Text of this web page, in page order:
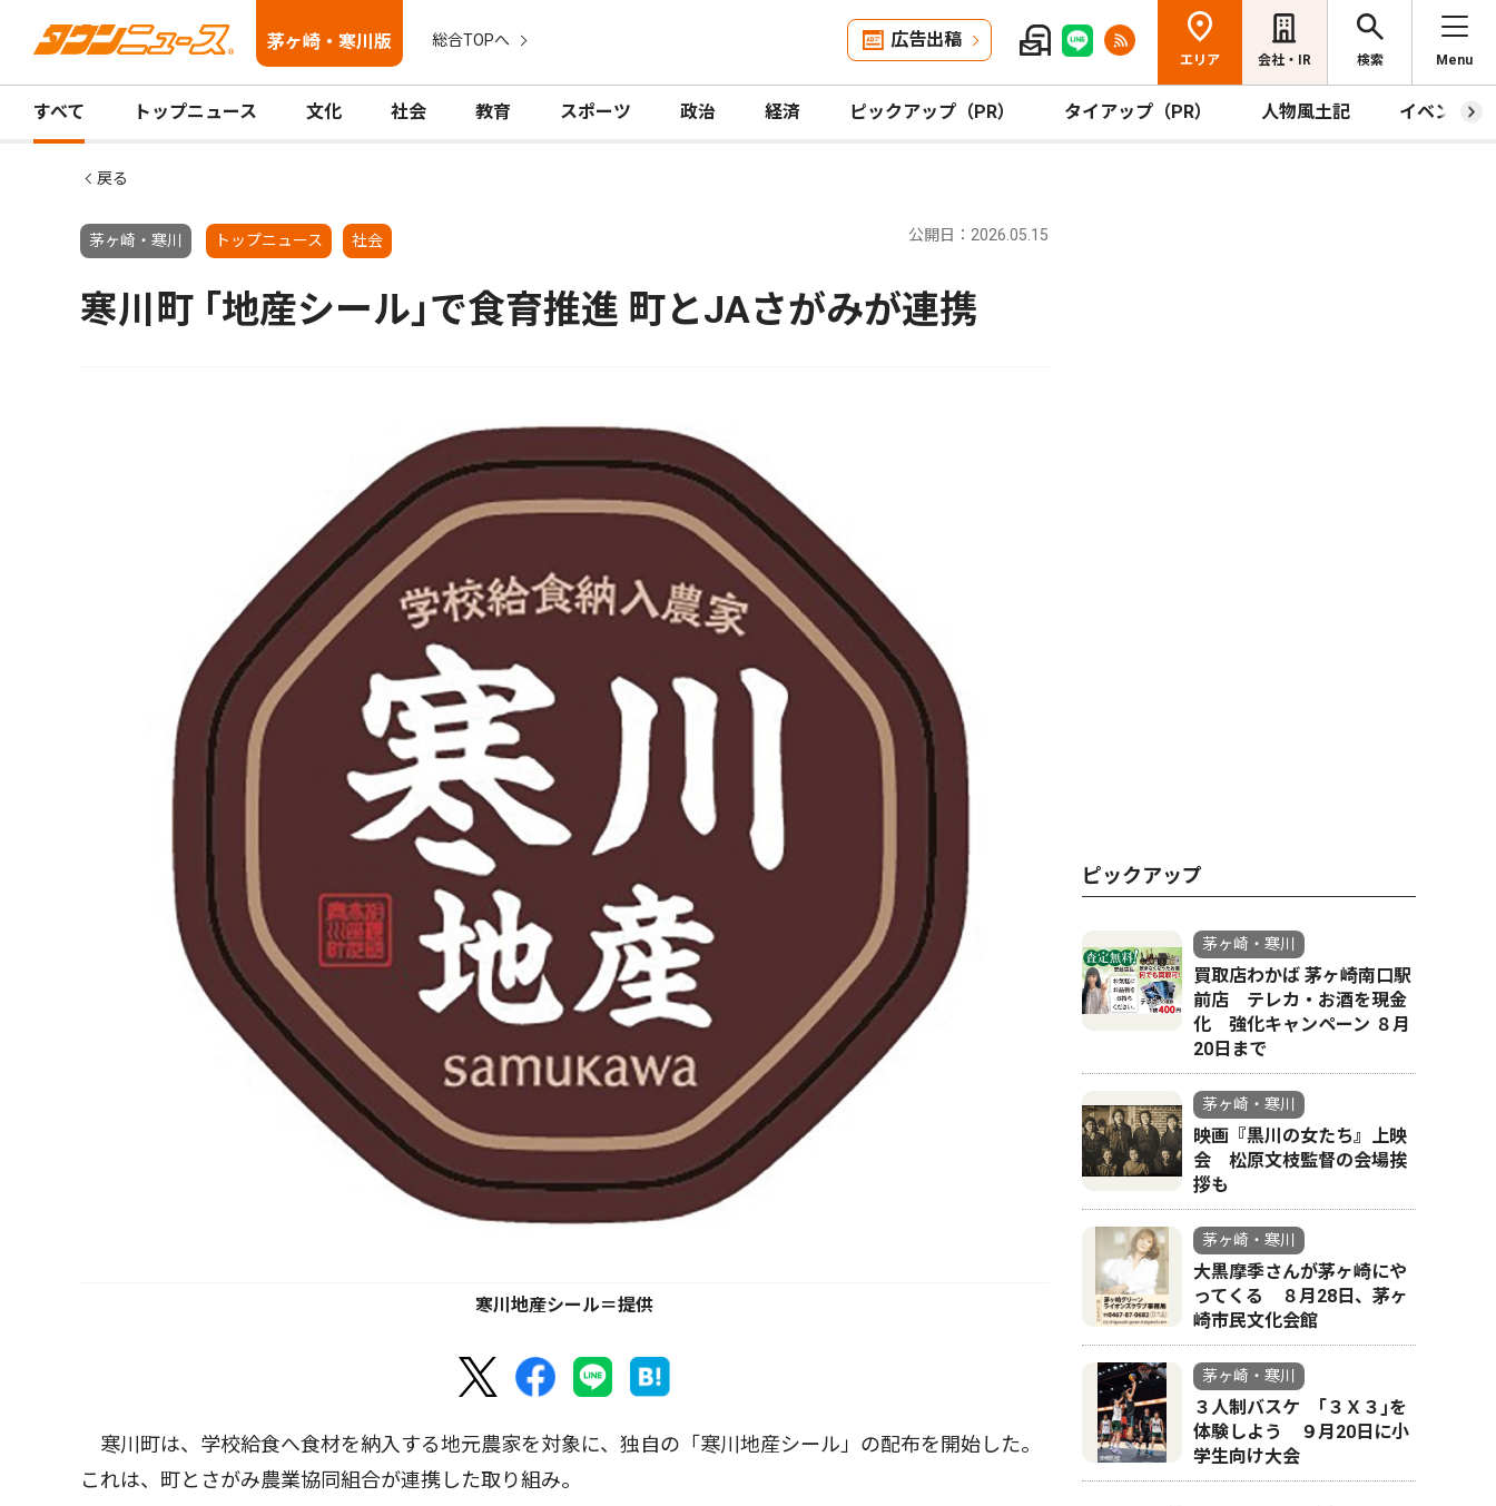
茅ヶ崎・寒川版 総合TOPへ 広告出稿
エリア 会社・IR 検索 Menu
すべて トップニュース 文化 社会 教育 スポーツ 政治 経済 ピックアップ（PR） タイアップ（PR） 人物風土記 イベント
戻る
茅ヶ崎・寒川 トップニュース 社会 公開日：2026.05.15
寒川町 ｢地産シール｣で食育推進 町とJAさがみが連携
寒川地産シール＝提供
寒川町は、学校給食へ食材を納入する地元農家を対象に、独自の「寒川地産シール」の配布を開始した。
これは、町とさがみ農業協同組合が連携した取り組み。
ピックアップ
茅ヶ崎・寒川
買取店わかば 茅ヶ崎南口駅
前店 テレカ・お酒を現金
化 強化キャンペーン ８月
20日まで
茅ヶ崎・寒川
映画『黒川の女たち』上映
会 松原文枝監督の会場挨
拶も
茅ヶ崎・寒川
大黒摩季さんが茅ヶ崎にや
ってくる ８月28日、茅ヶ
崎市民文化会館
茅ヶ崎・寒川
３人制バスケ ｢３Ｘ３｣を
体験しよう ９月20日に小
学生向け大会